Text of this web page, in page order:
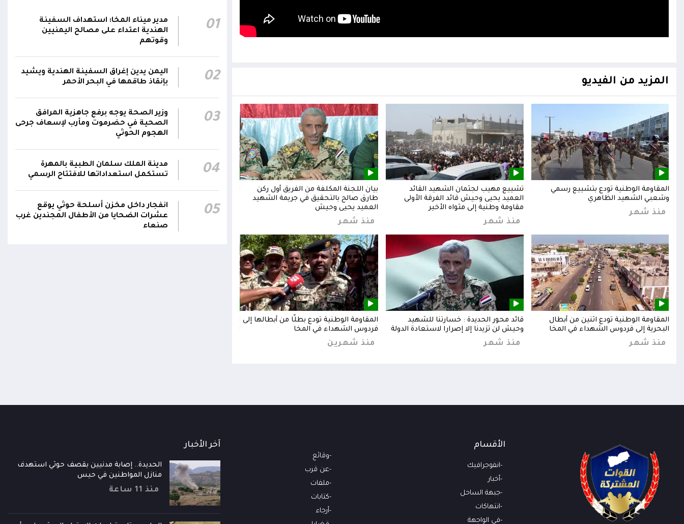
المزيد من الفيديو
المقاومة الوطنية تودع بتشييع رسمي
وشعبي الشهيد الظاهري
منذ شهر
تشييع مهيب لجثمان الشهيد القائد
العميد يحيى وحيش قائد الفرقة الأولى
مقاومة وطنية إلى مثواه الأخير
منذ شهر
بيان اللجنة المكلفة من الفريق أول ركن
طارق صالح بالتحقيق في جريمة الشهيد
العميد يحيى وحيش
منذ شهر
المقاومة الوطنية تودع اثنين من أبطال
البحرية إلى فردوس الشهداء في المخا
منذ شهر
قائد محور الحديدة : خسارتنا للشهيد
وحيش لن تزيدنا إلا إصرارا لاستعادة الدولة
منذ شهر
المقاومة الوطنية تودع بطلًا من أبطالها إلى
فردوس الشهداء في المخا
منذ شهرين
المقاومة الوطنية تودع بتشييع رسمي
منذ شهر
تشييع مهيب لجثمان الشهيد
مقاومة وطنية إلى مثواه الأخير
سكنية
تلفزيون حكومي: الدفاعات الجوية تُسقط مسيرات
عاجل| فشل إطلاق صاروخ باليستي حوثي من ذي
السفال بمحافظة إب.. وإصابة عدد من عناصر
المليشيا ونقلهم إلى مستشفى الرفاعي بمدينة
القاعدة
01
مدير ميناء المخا: استهداف السفينة
الهندية اعتداء على مصالح اليمنيين
وقوتهم
02
اليمن يدين إغراق السفينة الهندية ويشيد
بإنقاذ طاقمها في البحر الأحمر
03
وزير الصحة يوجه برفع جاهزية المرافق
الصحية في حضرموت ومأرب لإسعاف جرحى
الهجوم الحوثي
04
مدينة الملك سلمان الطبية بالمهرة
تستكمل استعداداتها للافتتاح الرسمي
05
انفجار داخل مخزن أسلحة حوثي يوقع
عشرات الضحايا من الأطفال المجندين غرب
صنعاء
الأقسام
انفوجرافيك
أخبار
جبهة الساحل
انتهاكات
في الواجهة
وقائع
عن قرب
ملفات
كتابات
أرجاء
آخر الأخبار
الحديدة.. إصابة مدنيين بقصف حوثي استهدف
منازل المواطنين في حيس
منذ 11 ساعة